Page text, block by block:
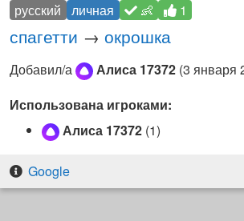
русский личная 👶 1
спагетти → окрошка
Добавил/а Алиса 17372 (3 января
Использована игроками:
Алиса 17372 (1)
Google